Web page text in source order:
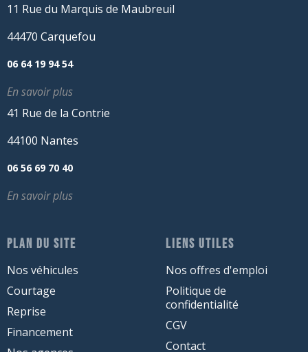
11 Rue du Marquis de Maubreuil
44470 Carquefou
06 64 19 94 54
En savoir plus
41 Rue de la Contrie
44100 Nantes
06 56 69 70 40
En savoir plus
PLAN DU SITE
Nos véhicules
Courtage
Reprise
Financement
LIENS UTILES
Nos offres d'emploi
Politique de
confidentialité
CGV
Contact